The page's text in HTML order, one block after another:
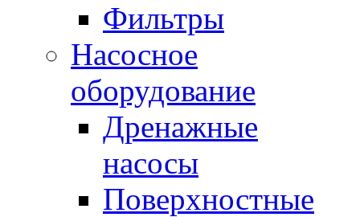
Фильтры
Насосное
оборудование
Дренажные
насосы
Поверхностные